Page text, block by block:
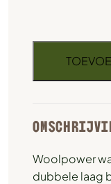
Woolpower
dubbele laag